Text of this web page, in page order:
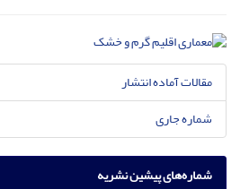
مقالات آماده انتشار
شماره جاری
شماره‌های پیشین نشریه